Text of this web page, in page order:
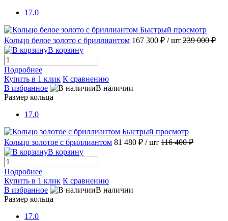
17.0
Быстрый просмотр
Кольцо белое золото с бриллиантом 167 300 ₽ / шт 239 000 ₽
В корзину
Подробнее
Купить в 1 клик К сравнению
В избранное
В наличии
Размер кольца
17.0
Быстрый просмотр
Кольцо золотое с бриллиантом 81 480 ₽ / шт 116 400 ₽
В корзину
Подробнее
Купить в 1 клик К сравнению
В избранное
В наличии
Размер кольца
17.0